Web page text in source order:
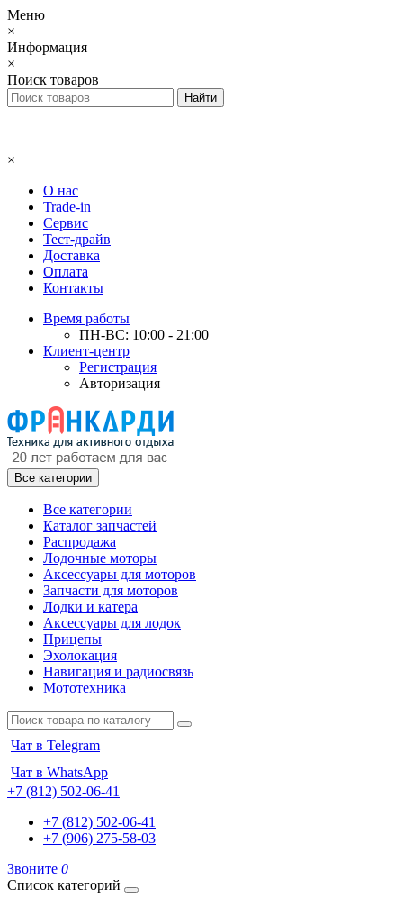
Меню
×
Информация
×
Поиск товаров
×
О нас
Trade-in
Сервис
Тест-драйв
Доставка
Оплата
Контакты
Время работы
ПН-ВС: 10:00 - 21:00
Клиент-центр
Регистрация
Авторизация
Все категории
Все категории
Каталог запчастей
Распродажа
Лодочные моторы
Аксессуары для моторов
Запчасти для моторов
Лодки и катера
Аксессуары для лодок
Прицепы
Эхолокация
Навигация и радиосвязь
Мототехника
Чат в Telegram
Чат в WhatsApp
+7 (812) 502-06-41
+7 (812) 502-06-41
+7 (906) 275-58-03
Звоните 0
Список категорий